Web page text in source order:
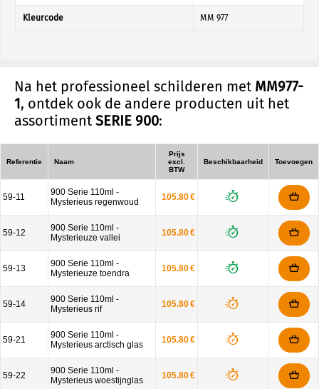
Kleurcode MM 977
Na het professioneel schilderen met MM977-
1, ontdek ook de andere producten uit het
assortiment SERIE 900:
Referentie Naam
Prijs
excl.
BTW
Beschikbaarheid Toevoegen
59-11
900 Serie 110ml -
Mysterieus regenwoud
105.80 €
59-12
900 Serie 110ml -
Mysterieuze vallei
105.80 €
59-13
900 Serie 110ml -
Mysterieuze toendra
105.80 €
59-14
900 Serie 110ml -
Mysterieus rif
105.80 €
59-21
900 Serie 110ml -
Mysterieus arctisch glas
105.80 €
59-22
900 Serie 110ml -
Mysterieus woestijnglas
105.80 €